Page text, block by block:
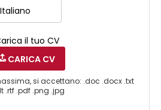
il tuo CV
CARICA CV
si accettano: .doc .docx .txt
.rtf .pdf .png .jpg